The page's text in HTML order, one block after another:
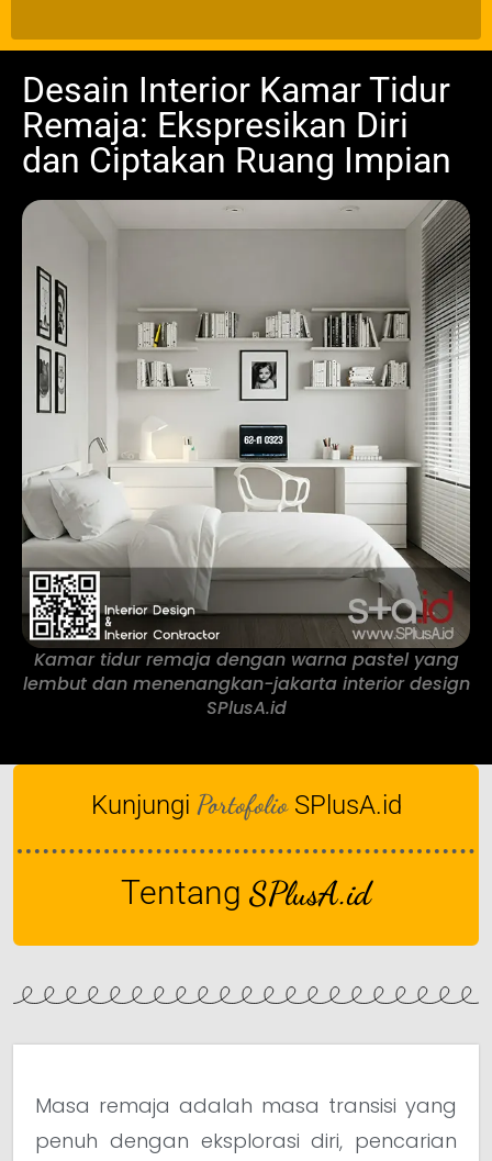
Desain Interior Kamar Tidur
Remaja: Ekspresikan Diri
dan Ciptakan Ruang Impian
Kamar tidur remaja dengan warna pastel yang
lembut dan menenangkan-jakarta interior design
SPlusA.id
Kunjungi Portofolio SPlusA.id
Tentang SPlusA.id
Masa remaja adalah masa transisi yang
penuh dengan eksplorasi diri, pencarian